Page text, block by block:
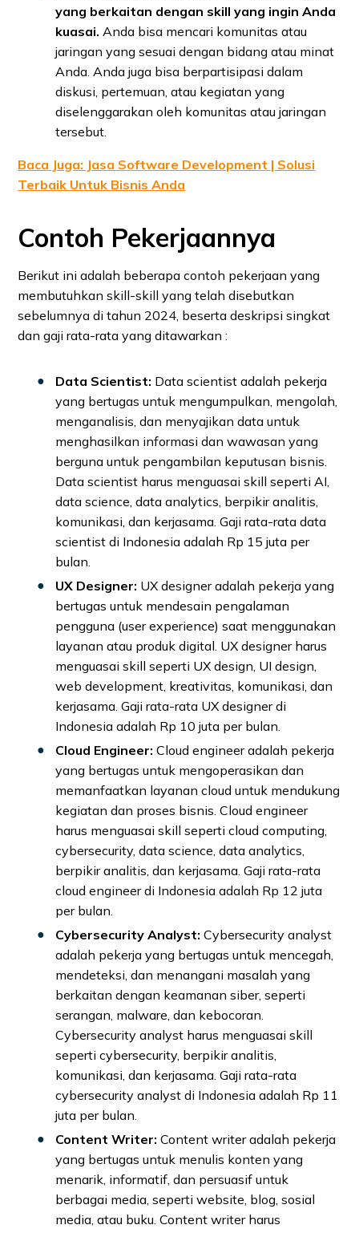
yang berkaitan dengan skill yang ingin Anda
kuasai. Anda bisa mencari komunitas atau
jaringan yang sesuai dengan bidang atau minat
Anda. Anda juga bisa berpartisipasi dalam
diskusi, pertemuan, atau kegiatan yang
diselenggarakan oleh komunitas atau jaringan
tersebut.
Baca Juga: Jasa Software Development | Solusi
Terbaik Untuk Bisnis Anda
Contoh Pekerjaannya
Berikut ini adalah beberapa contoh pekerjaan yang
membutuhkan skill-skill yang telah disebutkan
sebelumnya di tahun 2024, beserta deskripsi singkat
dan gaji rata-rata yang ditawarkan :
Data Scientist: Data scientist adalah pekerja
yang bertugas untuk mengumpulkan, mengolah,
menganalisis, dan menyajikan data untuk
menghasilkan informasi dan wawasan yang
berguna untuk pengambilan keputusan bisnis.
Data scientist harus menguasai skill seperti AI,
data science, data analytics, berpikir analitis,
komunikasi, dan kerjasama. Gaji rata-rata data
scientist di Indonesia adalah Rp 15 juta per
bulan.
UX Designer: UX designer adalah pekerja yang
bertugas untuk mendesain pengalaman
pengguna (user experience) saat menggunakan
layanan atau produk digital. UX designer harus
menguasai skill seperti UX design, UI design,
web development, kreativitas, komunikasi, dan
kerjasama. Gaji rata-rata UX designer di
Indonesia adalah Rp 10 juta per bulan.
Cloud Engineer: Cloud engineer adalah pekerja
yang bertugas untuk mengoperasikan dan
memanfaatkan layanan cloud untuk mendukung
kegiatan dan proses bisnis. Cloud engineer
harus menguasai skill seperti cloud computing,
cybersecurity, data science, data analytics,
berpikir analitis, dan kerjasama. Gaji rata-rata
cloud engineer di Indonesia adalah Rp 12 juta
per bulan.
Cybersecurity Analyst: Cybersecurity analyst
adalah pekerja yang bertugas untuk mencegah,
mendeteksi, dan menangani masalah yang
berkaitan dengan keamanan siber, seperti
serangan, malware, dan kebocoran.
Cybersecurity analyst harus menguasai skill
seperti cybersecurity, berpikir analitis,
komunikasi, dan kerjasama. Gaji rata-rata
cybersecurity analyst di Indonesia adalah Rp 11
juta per bulan.
Content Writer: Content writer adalah pekerja
yang bertugas untuk menulis konten yang
menarik, informatif, dan persuasif untuk
berbagai media, seperti website, blog, sosial
media, atau buku. Content writer harus